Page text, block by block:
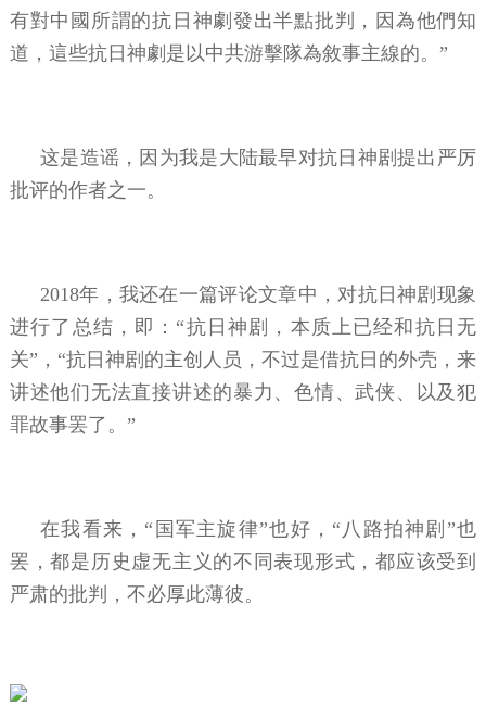
有對中國所謂的抗日神劇發出半點批判，因為他們知
道，這些抗日神劇是以中共游擊隊為敘事主線的。”
这是造谣，因为我是大陆最早对抗日神剧提出严厉
批评的作者之一。
2018年，我还在一篇评论文章中，对抗日神剧现象
进行了总结，即：“抗日神剧，本质上已经和抗日无
关”，“抗日神剧的主创人员，不过是借抗日的外壳，来
讲述他们无法直接讲述的暴力、色情、武侠、以及犯
罪故事罢了。”
在我看来，“国军主旋律”也好，“八路拍神剧”也
罢，都是历史虚无主义的不同表现形式，都应该受到
严肃的批判，不必厚此薄彼。